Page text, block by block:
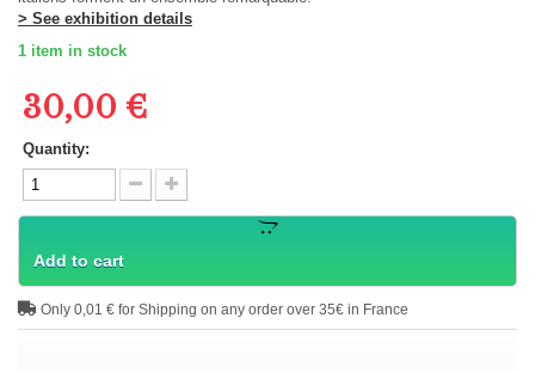
> See exhibition details
1 item in stock
30,00 €
Quantity:
Add to cart
Only 0,01 € for Shipping on any order over 35€ in France